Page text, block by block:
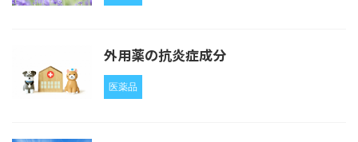
外用薬の抗炎症成分
医薬品